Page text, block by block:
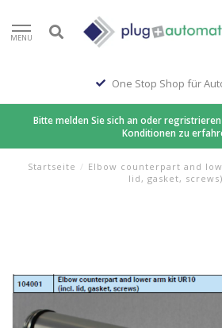
MENU
One Stop Shop für
Bitte melden Sie sich an oder
Konditionen zu
Startseite / Elbow counterpart and
lid, gasket, screws)